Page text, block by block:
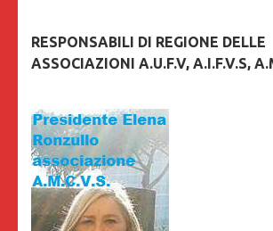
RESPONSABILI DI REGIONE DELLE
ASSOCIAZIONI A.U.F.V, A.I.F.V.S,